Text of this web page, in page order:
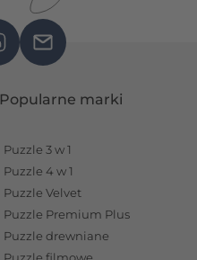
Popularne marki
Puzzle 3 w 1
Puzzle 4 w 1
Puzzle Velvet
Puzzle Premium Plus
Puzzle drewniane